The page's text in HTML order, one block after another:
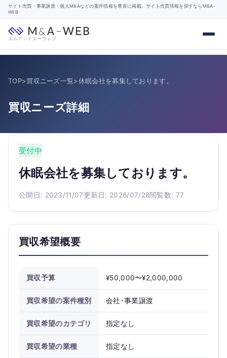
サイト売買・事業譲渡・個人M&Aなどの案件情報を豊富に掲載。サイト売買情報を探すならM&A-
WEB
エムアンドエーウェブ
TOP>買収ニーズ一覧>休眠会社を募集しております。
買収ニーズ詳細
受付中
休眠会社を募集しております。
公開日: 2023/11/07更新日: 2026/07/28閲覧数: 77
買収希望概要
買収予算 ¥50,000〜¥2,000,000
買収希望の案件種別 会社･事業譲渡
買収希望のカテゴリ 指定なし
買収希望の業種 指定なし